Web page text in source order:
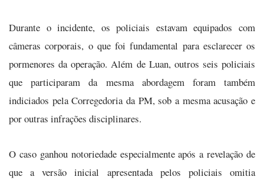
Durante o incidente, os policiais estavam equipados com
câmeras corporais, o que foi fundamental para esclarecer os
pormenores da operação. Além de Luan, outros seis policiais
que participaram da mesma abordagem foram também
indiciados pela Corregedoria da PM, sob a mesma acusação e
por outras infrações disciplinares.
O caso ganhou notoriedade especialmente após a revelação de
que a versão inicial apresentada pelos policiais omitia